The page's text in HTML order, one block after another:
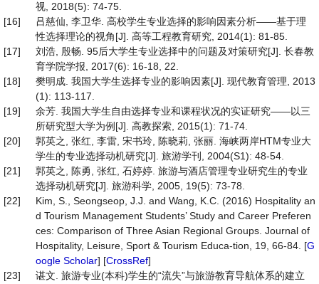
视, 2018(5): 74-75.
[16]
吕慈仙, 李卫华. 高校学生专业选择的影响因素分析——基于理
性选择理论的视角[J]. 高等工程教育研究, 2014(1): 81-85.
[17]
刘浩, 殷畅. 95后大学生专业选择中的问题及对策研究[J]. 长春教
育学院学报, 2017(6): 16-18, 22.
[18]
樊明成. 我国大学生选择专业的影响因素[J]. 现代教育管理, 2013
(1): 113-117.
[19]
余芳. 我国大学生自由选择专业和课程状况的实证研究——以三
所研究型大学为例[J]. 高教探索, 2015(1): 71-74.
[20]
郭英之, 张红, 李雷, 宋书玲, 陈晓莉, 张丽. 海峡两岸HTM专业大
学生的专业选择动机研究[J]. 旅游学刊, 2004(S1): 48-54.
[21]
郭英之, 陈勇, 张红, 石婷婷. 旅游与酒店管理专业研究生的专业
选择动机研究[J]. 旅游科学, 2005, 19(5): 73-78.
[22]
Kim, S., Seongseop, J.J. and Wang, K.C. (2016) Hospitality an
d Tourism Management Students’ Study and Career Preferen
ces: Comparison of Three Asian Regional Groups. Journal of
Hospitality, Leisure, Sport & Tourism Educa-tion, 19, 66-84. [G
oogle Scholar] [CrossRef]
[23]
谌文. 旅游专业(本科)学生的“流失”与旅游教育导航体系的建立